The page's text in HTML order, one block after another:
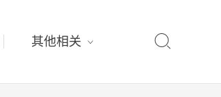
其他相关 